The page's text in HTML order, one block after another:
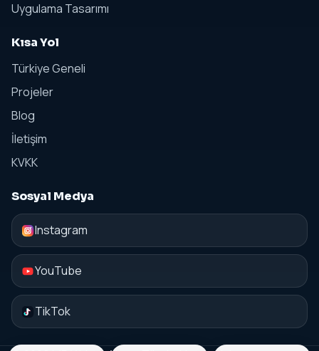
Uygulama Tasarımı
Kısa Yol
Türkiye Geneli
Projeler
Blog
İletişim
KVKK
Sosyal Medya
Instagram
YouTube
TikTok